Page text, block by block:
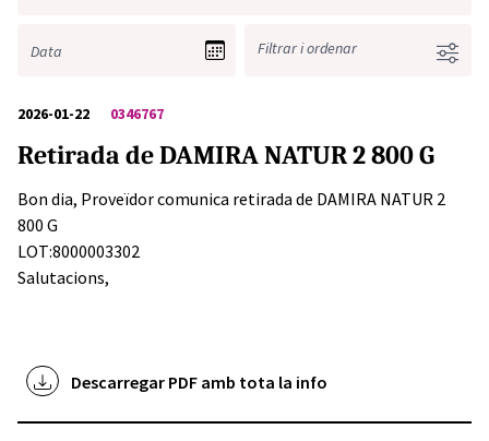
Filtrar i ordenar
2026-01-22 0346767
Retirada de DAMIRA NATUR 2 800 G
Bon dia, Proveïdor comunica retirada de DAMIRA NATUR 2
800 G
LOT:8000003302
Salutacions,
Descarregar PDF amb tota la info